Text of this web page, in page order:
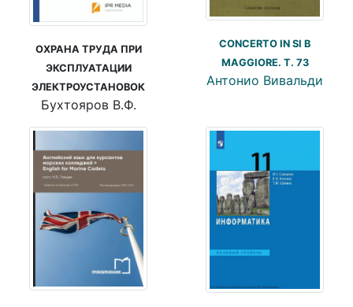
ОХРАНА ТРУДА ПРИ
ЭКСПЛУАТАЦИИ
ЭЛЕКТРОУСТАНОВОК
Бухтояров В.Ф.
CONCERTO IN SI B
MAGGIORE. Т. 73
Антонио Вивальди